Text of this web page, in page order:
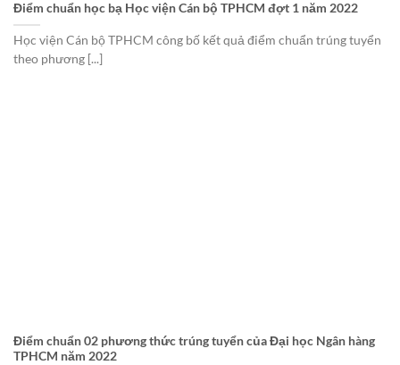
Điểm chuẩn học bạ Học viện Cán bộ TPHCM đợt 1 năm 2022
Học viện Cán bộ TPHCM công bố kết quả điểm chuẩn trúng tuyển
theo phương [...]
Điểm chuẩn 02 phương thức trúng tuyển của Đại học Ngân hàng
TPHCM năm 2022